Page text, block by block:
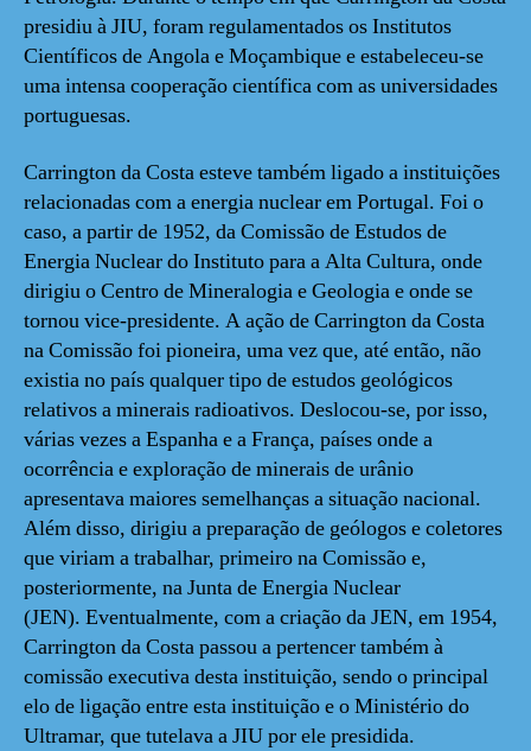
presidiu à JIU, foram regulamentados os Institutos
Científicos de Angola e Moçambique e estabeleceu-se
uma intensa cooperação científica com as universidades
portuguesas.
Carrington da Costa esteve também ligado a instituições
relacionadas com a energia nuclear em Portugal. Foi o
caso, a partir de 1952, da Comissão de Estudos de
Energia Nuclear do Instituto para a Alta Cultura, onde
dirigiu o Centro de Mineralogia e Geologia e onde se
tornou vice-presidente. A ação de Carrington da Costa
na Comissão foi pioneira, uma vez que, até então, não
existia no país qualquer tipo de estudos geológicos
relativos a minerais radioativos. Deslocou-se, por isso,
várias vezes a Espanha e a França, países onde a
ocorrência e exploração de minerais de urânio
apresentava maiores semelhanças a situação nacional.
Além disso, dirigiu a preparação de geólogos e coletores
que viriam a trabalhar, primeiro na Comissão e,
posteriormente, na Junta de Energia Nuclear
(JEN). Eventualmente, com a criação da JEN, em 1954,
Carrington da Costa passou a pertencer também à
comissão executiva desta instituição, sendo o principal
elo de ligação entre esta instituição e o Ministério do
Ultramar, que tutelava a JIU por ele presidida.